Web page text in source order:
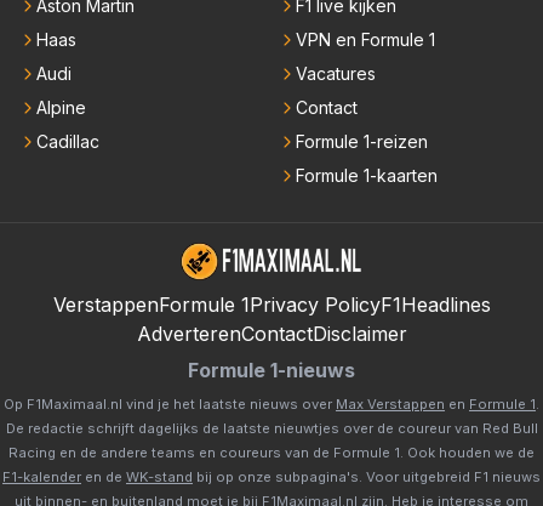
Aston Martin
Haas
Audi
Alpine
Cadillac
F1 live kijken
VPN en Formule 1
Vacatures
Contact
Formule 1-reizen
Formule 1-kaarten
VerstappenFormule 1Privacy PolicyF1Headlines
AdverterenContactDisclaimer
Formule 1-nieuws
Op F1Maximaal.nl vind je het laatste nieuws over Max Verstappen en Formule 1
De redactie schrijft dagelijks de laatste nieuwtjes over de coureur van Red Bull
Racing en de andere teams en coureurs van de Formule 1. Ook houden we de
F1-kalender en de WK-stand bij op onze subpagina's. Voor uitgebreid F1 nieuws
uit binnen- en buitenland moet je bij F1Maximaal.nl zijn. Heb je interesse om